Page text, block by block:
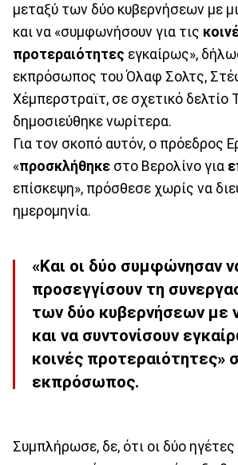
μεταξύ των δύο κυβερνήσεων με
και να «συμφωνήσουν για τις
προτεραιότητες εγκαίρως»,
εκπρόσωπος του Όλαφ Σολτς,
Χέμπερστραϊτ, σε σχετικό δελτίο
δημοσιεύθηκε νωρίτερα.
Για τον σκοπό αυτόν, ο πρόεδρος
«προσκλήθηκε στο Βερολίνο για
επίσκεψη», πρόσθεσε χωρίς να
ημερομηνία.
«Και οι δύο συμφώνησαν
προσεγγίσουν τη
των δύο κυβερνήσεων με
και να συντονίσουν
κοινές προτεραιότητες»
εκπρόσωπος.
Συμπλήρωσε, δε, ότι οι δύο ηγέτες